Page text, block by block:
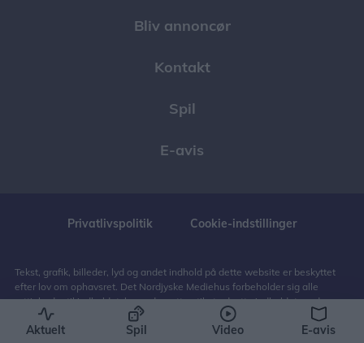
Bliv annoncør
Kontakt
Spil
E-avis
Privatlivspolitik Cookie-indstillinger
Tekst, grafik, billeder, lyd og andet indhold på dette website er beskyttet
efter lov om ophavsret. Det Nordjyske Mediehus forbeholder sig alle
rettigheder til indholdet, herunder retten til at udnytte indholdet med
henblik på tekst- og datamining, jf. ophavsretslovens § 11 b og DSM-
direktivets artikel 4.
Aktuelt Spil Video E-avis